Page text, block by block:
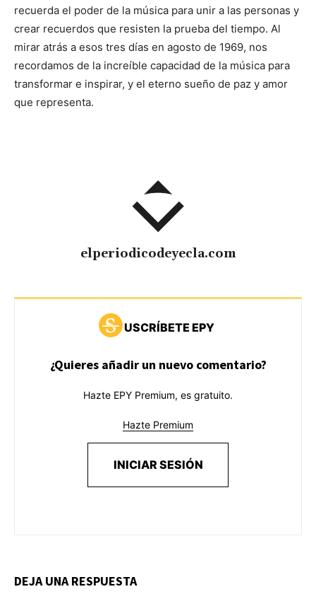
recuerda el poder de la música para unir a las personas y
crear recuerdos que resisten la prueba del tiempo. Al
mirar atrás a esos tres días en agosto de 1969, nos
recordamos de la increíble capacidad de la música para
transformar e inspirar, y el eterno sueño de paz y amor
que representa.
elperiodicodeyecla.com
USCRÍBETE EPY
¿Quieres añadir un nuevo comentario?
Hazte EPY Premium, es gratuito.
Hazte Premium
INICIAR SESIÓN
DEJA UNA RESPUESTA